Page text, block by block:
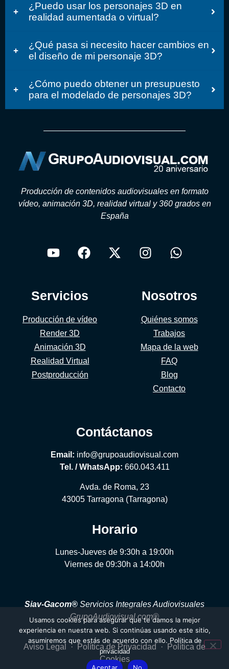
¿Puedo usar los personajes 3D en
realidad aumentada o virtual?
¿Qué pasa si necesito hacer cambios en
el diseño de mi personaje 3D?
¿Cómo puedo obtener un presupuesto
para el modelado de personajes 3D?
Producción de contenidos audiovisuales en formato
vídeo, animación 3D, realidad virtual y 360 grados en
España
Servicios
Producción de vídeo
Render 3D
Animación 3D
Realidad Virtual
Postproducción
Nosotros
Quiénes somos
Trabajos
Mapa de la web
FAQ
Blog
Contacto
Contáctanos
Email: info@grupoaudiovisual.com
Tel. / WhatsApp: 660.043.411
Avda. de Roma, 23
43005 Tarragona (Tarragona)
Horario
Lunes-Jueves de 9:30h a 19:00h
Viernes de 09:30h a 14:00h
Siav-Gacom® Servicios Integrales Audiovisuales
GrupoAudiovisual.com®
Aviso Legal · Política de Privacidad ·
Política de
Cookies
Usamos cookies para asegurar que te damos la mejor
experiencia en nuestra web. Si continúas usando este sitio,
asumiremos que estás de acuerdo con ello. Política de
privacidad
Aceptar No